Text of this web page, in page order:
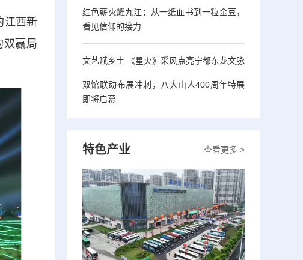
江西新
双赢局
红色薪火耀九江：从一纸血书到一粒金豆，
看见信仰的接力
文艺赋乡土 《星火》采风点亮宁都东龙文脉
双馆联动布展冲刺，八大山人400周年特展
即将启幕
查看更多 >
特色产业